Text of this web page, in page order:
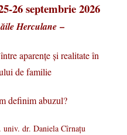
26 septembrie 2026
Herculane–
aparențe și realitate în
de familie
definim abuzul?
dr. Daniela Cîrnațu